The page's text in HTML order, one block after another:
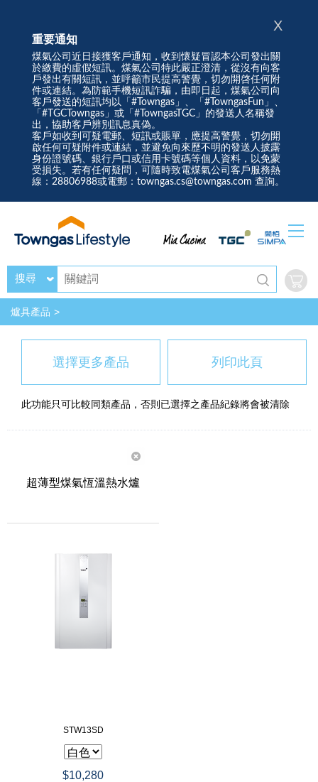
重要通知
煤氣公司近日接獲客戶通知，收到懷疑冒認本公司發出關
於繳費的虛假短訊。煤氣公司特此嚴正澄清，從沒有向客
戶發出有關短訊，並呼籲市民提高警覺，切勿開啓任何附
件或連結。為防範手機短訊詐騙，由即日起，煤氣公司向
客戶發送的短訊均以「#Towngas」、「#TowngasFun」、
「#TGCTowngas」或「#TowngasTGC」的發送人名稱發
出，協助客戶辨別訊息真偽。
客戶如收到可疑電郵、短訊或賬單，應提高警覺，切勿開
啟任何可疑附件或連結，並避免向來歷不明的發送人披露
身份證號碼、銀行戶口或信用卡號碼等個人資料，以免蒙
受損失。若有任何疑問，可隨時致電煤氣公司客戶服務熱
線：28806988或電郵：towngas.cs@towngas.com 查詢。
X
搜尋
爐具產品
選擇更多產品 列印此頁
此功能只可比較同類產品，否則已選擇之產品紀錄將會被清除
超薄型煤氣恆溫熱水爐
STW13SD
$10,280